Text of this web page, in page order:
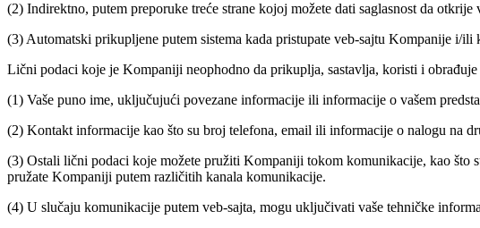
(2) Indirektno, putem preporuke treće strane kojoj možete dati saglasnost da
(3) Automatski prikupljene putem sistema kada pristupate veb-sajtu Kompanije i/ili
Lični podaci koje je Kompaniji neophodno da prikuplja, sastavlja, koristi i
(1) Vaše puno ime, uključujući povezane informacije ili informacije o vašem
(2) Kontakt informacije kao što su broj telefona, email ili informacije o nalogu na
(3) Ostali lični podaci koje možete pružiti Kompaniji tokom komunikacije, kao
pružate Kompaniji putem različitih kanala komunikacije.
(4) U slučaju komunikacije putem veb-sajta, mogu uključivati vaše tehničke